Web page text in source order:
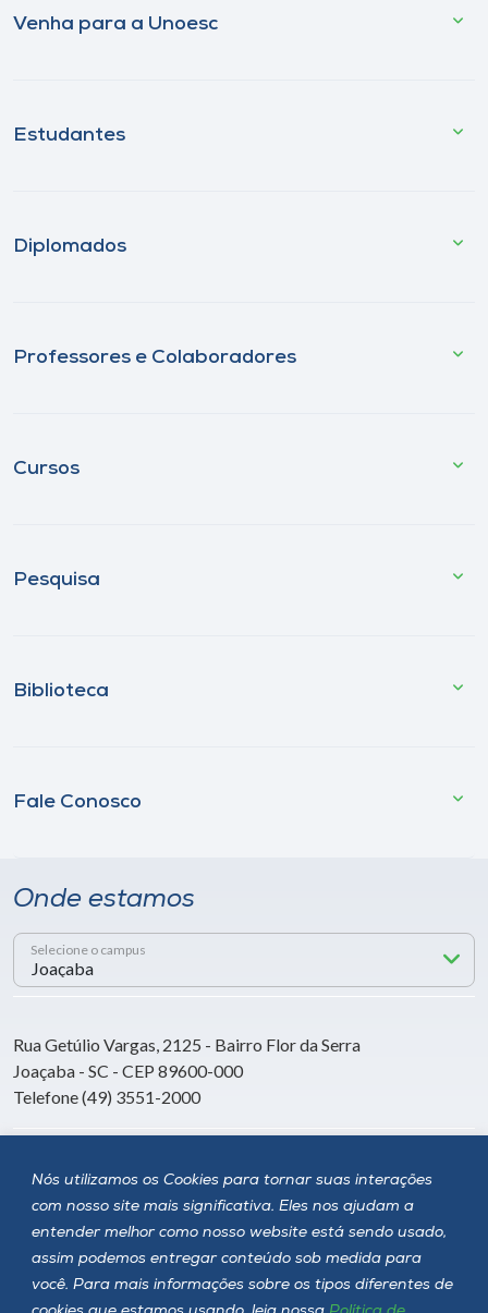
Nós utilizamos os Cookies para tornar suas interações
com nosso site mais significativa. Eles nos ajudam a
entender melhor como nosso website está sendo usado,
assim podemos entregar conteúdo sob medida para
você. Para mais informações sobre os tipos diferentes de
Venha para a Unoesc
Estudantes
Diplomados
Professores e Colaboradores
Cursos
Pesquisa
Biblioteca
Fale Conosco
Onde estamos
Selecione o campus
Rua Getúlio Vargas, 2125 - Bairro Flor da Serra
Joaçaba - SC - CEP 89600-000
Telefone (49) 3551-2000
Siga a Unoesc